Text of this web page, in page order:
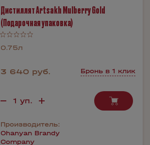
Дистиллят Artsakh Mulberry Gold
(Подарочная упаковка)
0.75л
3 640 руб. Бронь в 1 клик
Производитель:
Ohanyan Brandy
Company